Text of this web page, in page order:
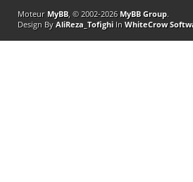
Moteur MyBB, © 2002-2026 MyBB Group.
Design By AliReza_TofighiIn WhiteCrow